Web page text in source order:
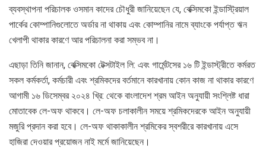
ব্যবস্থাপনা পরিচালক ওসমান কাদের চৌধুরী জানিয়েছেন যে, বেক্সিমকো ইন্ডাস্ট্রিয়াল
পার্কের কোম্পানিগুলোতে অর্ডার না থাকায় এবং কোম্পানির নামে ব্যাংকে পর্যাপ্ত ঋন
খেলাপী থাকার কারণে আর পরিচালনা করা সম্ভব না।
এছাড়া তিনি জানান, বেক্সিমকো টেক্সটাইল লি: এবং গার্মেন্টসের ১৬ টি ইন্ডাস্ট্রীতে কর্মরত
সকল কর্মকর্তা, কর্মচারী এবং শ্রমিকদের বর্তমানে কারখানায় কোন কাজ না থাকার কারণে
আগামী ১৬ ডিসেম্বর ২০২৪ খ্রি: থেকে বাংলাদেশ শ্রম আইন অনুযায়ী সংশ্লিষ্ট ধারা
মোতাবেক লে-অফ থাকবে। লে-অফ চলাকালীন সময়ে শ্রমিকদেরকে আইন অনুযায়ী
মজুরি প্রদান করা হবে। লে-অফ থাকাকালীন শ্রমিকের স্বশরীরে কারখানায় এসে
হাজিরা দেওয়ার প্রয়োজন নাই মর্মে জানিয়েছেন।